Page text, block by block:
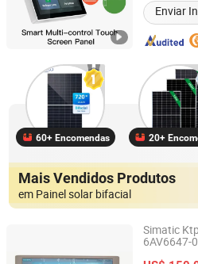
Enviar
60+ Encomendas 20+
Mais Vendidos Produtos
em Painel solar bifacial
Simatic
6AV6647-
Sichuan Hesheng Xing Trading